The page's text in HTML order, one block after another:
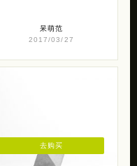
呆萌范
2017/03/27
去购买